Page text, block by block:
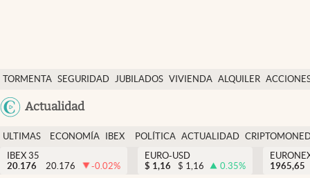
TORMENTA SEGURIDAD JUBILADOS VIVIENDA ALQUILER
USA
Actualidad
Economía y finanzas
Política
Actualidad
Criptomonedas
ULTIMAS
NOTICIAS
ECONOMÍA
FINANZAS
IBEX
EURO
POLÍTICA ACTUALIDAD
IBEX 35
20.176
20.176 -0.02%
EURO-USD
$ 1,16 $ 1,16 0.35%
1965,65